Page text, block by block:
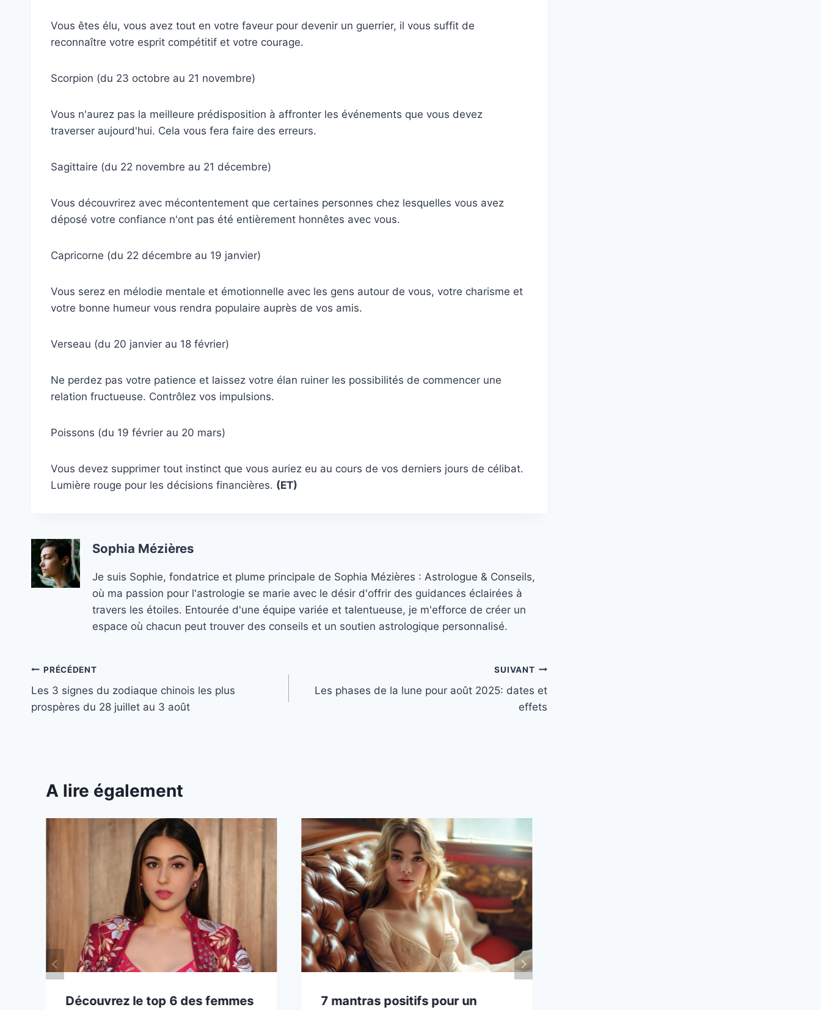
Vous êtes élu, vous avez tout en votre faveur pour devenir un guerrier, il vous suffit de
reconnaître votre esprit compétitif et votre courage.
Scorpion (du 23 octobre au 21 novembre)
Vous n'aurez pas la meilleure prédisposition à affronter les événements que vous devez
traverser aujourd'hui. Cela vous fera faire des erreurs.
Sagittaire (du 22 novembre au 21 décembre)
Vous découvrirez avec mécontentement que certaines personnes chez lesquelles vous avez
déposé votre confiance n'ont pas été entièrement honnêtes avec vous.
Capricorne (du 22 décembre au 19 janvier)
Vous serez en mélodie mentale et émotionnelle avec les gens autour de vous, votre charisme et
votre bonne humeur vous rendra populaire auprès de vos amis.
Verseau (du 20 janvier au 18 février)
Ne perdez pas votre patience et laissez votre élan ruiner les possibilités de commencer une
relation fructueuse. Contrôlez vos impulsions.
Poissons (du 19 février au 20 mars)
Vous devez supprimer tout instinct que vous auriez eu au cours de vos derniers jours de célibat.
Lumière rouge pour les décisions financières. (ET)
Sophia Mézières
Je suis Sophie, fondatrice et plume principale de Sophia Mézières : Astrologue & Conseils,
où ma passion pour l'astrologie se marie avec le désir d'offrir des guidances éclairées à
travers les étoiles. Entourée d'une équipe variée et talentueuse, je m'efforce de créer un
espace où chacun peut trouver des conseils et un soutien astrologique personnalisé.
Navigation
de
PRÉCÉDENT
Les 3 signes du zodiaque chinois les plus
prospères du 28 juillet au 3 août
SUIVANT
Les phases de la lune pour août 2025: dates et
effets
A lire également
Découvrez le top 6 des femmes 7 mantras positifs pour un